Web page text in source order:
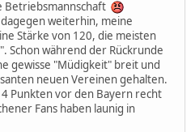
weiterhin, meine
Stärke von 120, die meisten
Schon während der Rückrunde
gewisse "Müdigkeit" breit und
neuen Vereinen gehalten.
Punkten vor den Bayern recht
Fans haben launig in